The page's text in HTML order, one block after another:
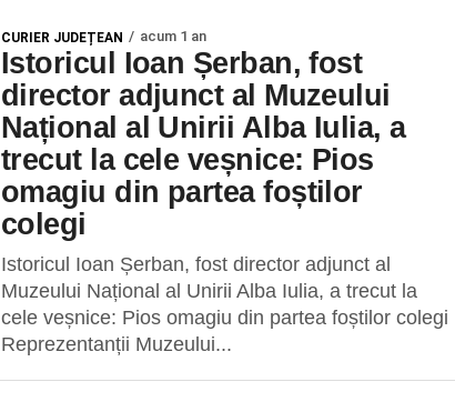
CURIER JUDEȚEAN acum 1 an
Istoricul Ioan Șerban, fost
director adjunct al Muzeului
Național al Unirii Alba Iulia, a
trecut la cele veșnice: Pios
omagiu din partea foștilor
colegi
Istoricul Ioan Șerban, fost director adjunct al
Muzeului Național al Unirii Alba Iulia, a trecut la
cele veșnice: Pios omagiu din partea foștilor colegi
Reprezentanții Muzeului...